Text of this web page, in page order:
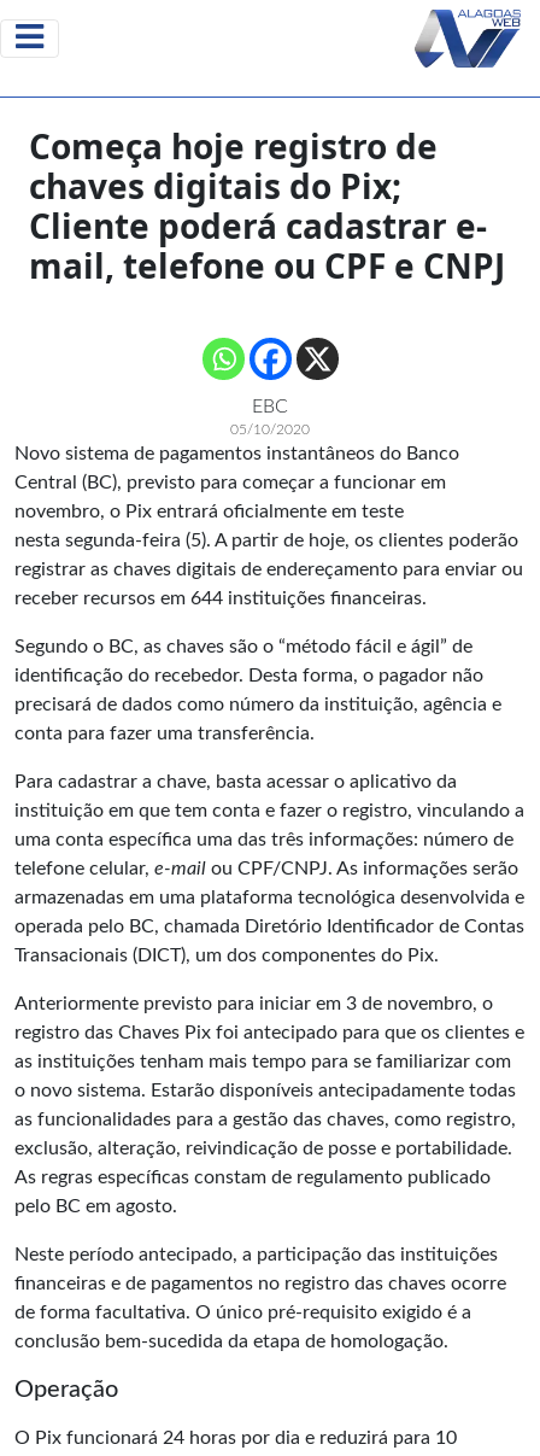
Começa hoje registro de
chaves digitais do Pix;
Cliente poderá cadastrar e-
mail, telefone ou CPF e CNPJ
EBC
05/10/2020
Novo sistema de pagamentos instantâneos do Banco
Central (BC), previsto para começar a funcionar em
novembro, o Pix entrará oficialmente em teste
nesta segunda-feira (5). A partir de hoje, os clientes poderão
registrar as chaves digitais de endereçamento para enviar ou
receber recursos em 644 instituições financeiras.
Segundo o BC, as chaves são o “método fácil e ágil” de
identificação do recebedor. Desta forma, o pagador não
precisará de dados como número da instituição, agência e
conta para fazer uma transferência.
Para cadastrar a chave, basta acessar o aplicativo da
instituição em que tem conta e fazer o registro, vinculando a
uma conta específica uma das três informações: número de
telefone celular, e-mail ou CPF/CNPJ. As informações serão
armazenadas em uma plataforma tecnológica desenvolvida e
operada pelo BC, chamada Diretório Identificador de Contas
Transacionais (DICT), um dos componentes do Pix.
Anteriormente previsto para iniciar em 3 de novembro, o
registro das Chaves Pix foi antecipado para que os clientes e
as instituições tenham mais tempo para se familiarizar com
o novo sistema. Estarão disponíveis antecipadamente todas
as funcionalidades para a gestão das chaves, como registro,
exclusão, alteração, reivindicação de posse e portabilidade.
As regras específicas constam de regulamento publicado
pelo BC em agosto.
Neste período antecipado, a participação das instituições
financeiras e de pagamentos no registro das chaves ocorre
de forma facultativa. O único pré-requisito exigido é a
conclusão bem-sucedida da etapa de homologação.
Operação
O Pix funcionará 24 horas por dia e reduzirá para 10